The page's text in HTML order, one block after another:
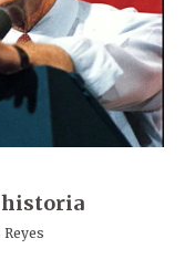
historia